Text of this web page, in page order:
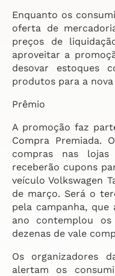
Enquanto os
oferta de
preços de
aproveitar a
desovar estoques
produtos para a nova
Prêmio
A promoção faz
Compra Premiada.
compras nas lojas
receberão cupons
veículo Volkswagen
de março. Será o
pela campanha,
ano contemplou
dezenas de vale
Os organizadores
alertam os